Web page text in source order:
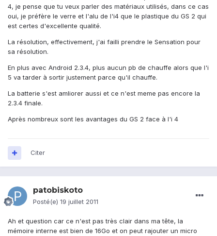
4, je pense que tu veux parler des matériaux utilisés, dans ce cas
oui, je préfère le verre et l'alu de l'i4 que le plastique du GS 2 qui
est certes d'excellente qualité.
La résolution, effectivement, j'ai failli prendre le Sensation pour
sa résolution.
En plus avec Android 2.3.4, plus aucun pb de chauffe alors que l'i
5 va tarder à sortir justement parce qu'il chauffe.
La batterie s'est amliorer aussi et ce n'est meme pas encore la
2.3.4 finale.
Après nombreux sont les avantages du GS 2 face à l'i 4
Citer
patobiskoto
Posté(e) 19 juillet 2011
Ah et question car ce n'est pas très clair dans ma tête, la
mémoire interne est bien de 16Go et on peut rajouter un micro